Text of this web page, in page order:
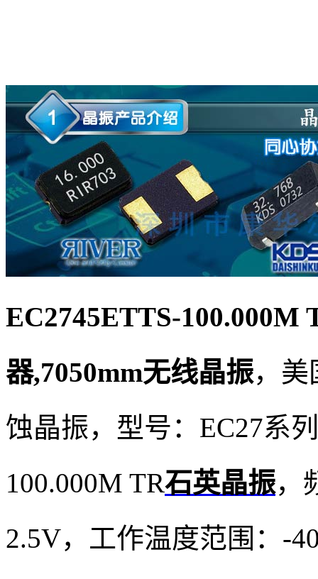
EC2745ETTS-100.000M
器,7050mm无线晶振，
蚀晶振，型号：EC27系
100.000M TR石英晶振，
2.5V，工作温度范围：-